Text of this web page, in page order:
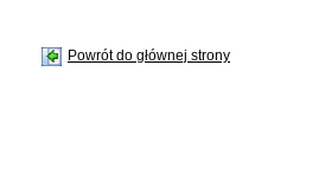
Powrót do głównej strony